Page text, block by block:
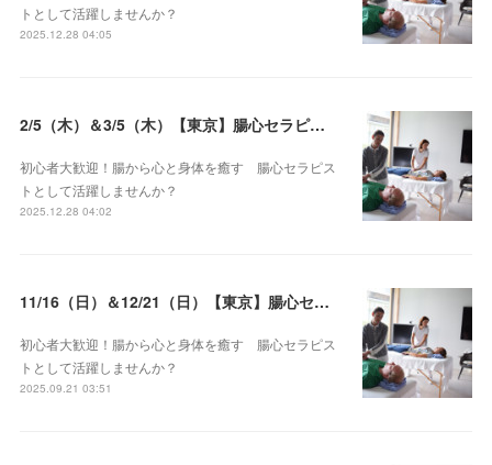
トとして活躍しませんか？
2025.12.28 04:05
2/5（木）＆3/5（木）【東京】腸心セラピスト養成コース《２日間コース》開講決定
初心者大歓迎！腸から心と身体を癒す 腸心セラピス
トとして活躍しませんか？
2025.12.28 04:02
11/16（日）＆12/21（日）【東京】腸心セラピスト養成コース《２日間コース》開講決定
初心者大歓迎！腸から心と身体を癒す 腸心セラピス
トとして活躍しませんか？
2025.09.21 03:51